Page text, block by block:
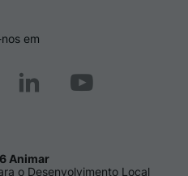
em
Animar
o Desenvolvimento Local